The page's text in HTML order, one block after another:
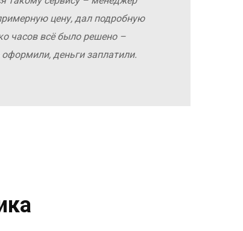
цену, дал подробную
часов всё было решено –
деньги заплатили.